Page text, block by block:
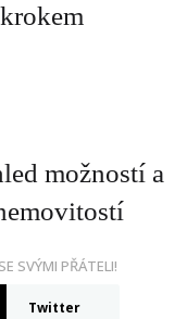
možností a
SVÝMI PŘÁTELI!
Twitter